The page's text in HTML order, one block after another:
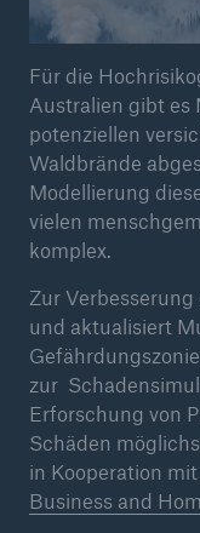
Für die
Australien gibt es
potenziellen
Waldbrände
Modellierung
vielen
komplex.
Zur
und aktualisiert
zur
Erforschung von
Schäden
in Kooperation
Business and
Waldbrände
Hagel,
nehmen zu
Tropische
Erdbeben –
Schäden
Schwere